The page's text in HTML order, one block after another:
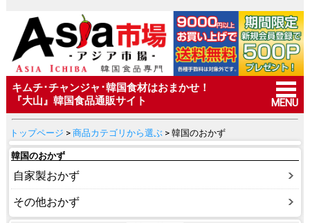
キムチ･チャンジャ･韓国食材はおまかせ！
『大山』韓国食品通販サイト
MENU
トップページ > 商品カテゴリから選ぶ> 韓国のおかず
韓国のおかず
自家製おかず
その他おかず